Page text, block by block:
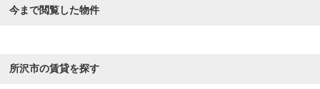
今まで閲覧した物件
所沢市の賃貸を探す